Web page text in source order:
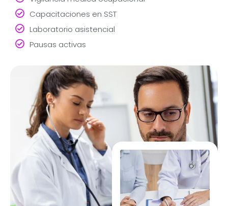
Capacitaciones en SST
Laboratorio asistencial
Pausas activas